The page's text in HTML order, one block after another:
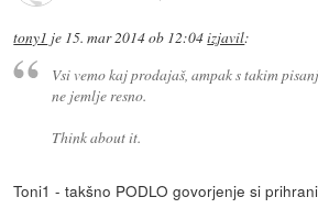
tony1 je 15. mar 2014 ob 12:04izjavil:
Vsi vemo kaj prodajaš, ampak s takim
ne jemlje resno.
Think about it.
Toni1 - takšno PODLO govorjenje si